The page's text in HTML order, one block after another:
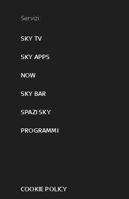
Servizi:
SKY TV
SKY APPS
NOW
SKY BAR
SPAZI SKY
PROGRAMMI
COOKIE POLICY